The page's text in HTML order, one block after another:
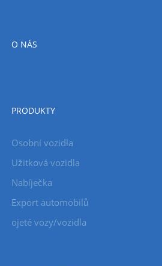
O NÁS
PRODUKTY
Osobní vozidla
Užitková vozidla
Nabíječka
Export automobilů
ojeté vozy/vozidla